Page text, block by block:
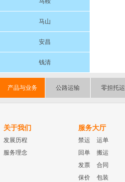
马山
安昌
钱清
产品与业务 公路运输 零担托运
关于我们
发展历程
服务理念
服务大厅
禁运
运单
回单
搬运
发票
合同
保价
包装